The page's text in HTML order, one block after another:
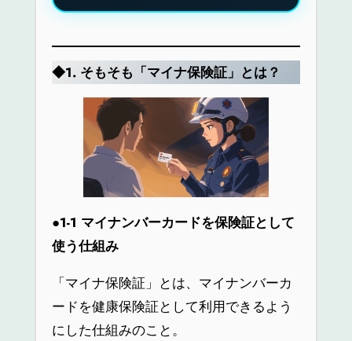
◆1. そもそも「マイナ保険証」とは？
●1-1 マイナンバーカードを保険証として
使う仕組み
「マイナ保険証」とは、マイナンバーカ
ードを健康保険証として利用できるよう
にした仕組みのこと。